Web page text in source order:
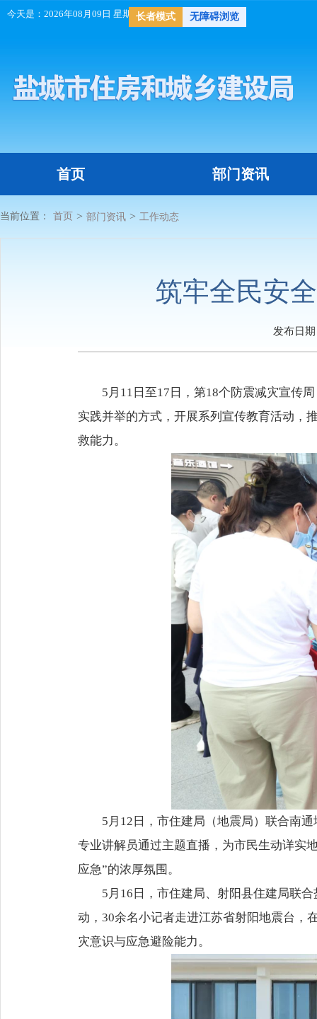
长者模式 无障碍浏览
今天是： 2026年08月09日 星期日 天气：
首页 部门资讯
当前位置： 首页 > 部门资讯 > 工作动态
筑牢全民安
发布日
5月11日至17日，第18个防震减灾宣传
实践并举的方式，开展系列宣传教育活动，
救能力。
5月12日，市住建局（地震局）联合南
专业讲解员通过主题直播，为市民生动详实
应急”的浓厚氛围。
5月16日，市住建局、射阳县住建局联
动，30余名小记者走进江苏省射阳地震台，
灾意识与应急避险能力。